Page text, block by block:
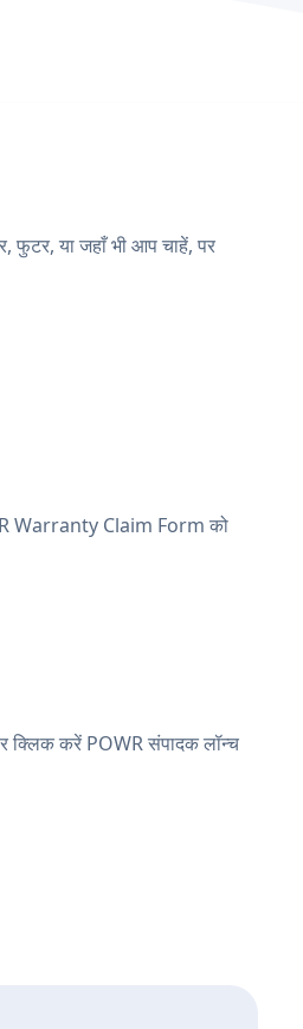
या जहाँ भी आप चाहें, पर
Warranty Claim Form को
क्लिक करें POWR संपादक लॉन्च